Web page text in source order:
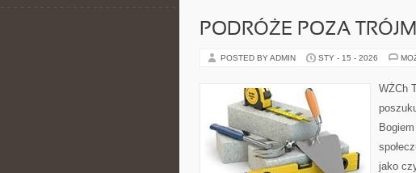
PODRÓŻE POZA
POSTED BY ADMIN STY - 15 - 2026
WŻCh
jako